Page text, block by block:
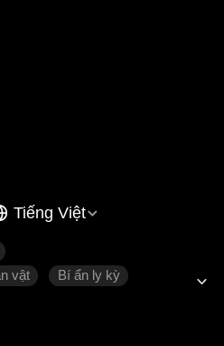
Tiếng Việt
vật
Bí ẩn ly kỳ